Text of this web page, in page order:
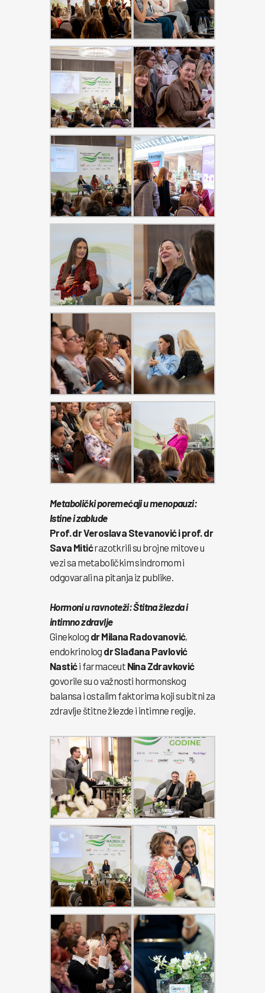
Metabolički poremećaji u menopauzi:
Istine i zablude
Prof. dr Veroslava Stevanović i prof. dr
Sava Mitićrazotkrili su brojne mitove u
vezi sa metaboličkim sindromom i
odgovarali na pitanja iz publike.
Hormoni u ravnoteži: Štitna žlezda i
intimno zdravlje
Ginekolog dr Milana Radovanović,
endokrinolog dr Slađana Pavlović
Nastići farmaceut Nina Zdravković
govorile su o važnosti hormonskog
balansa i ostalim faktorima koji su bitni za
zdravlje štitne žlezde i intimne regije.